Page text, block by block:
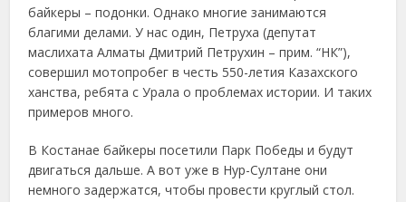
байкеры – подонки. Однако многие занимаются
благими делами. У нас один, Петруха (депутат
маслихата Алматы Дмитрий Петрухин – прим. “НК”),
совершил мотопробег в честь 550-летия Казахского
ханства, ребята с Урала о проблемах истории. И таких
примеров много.
В Костанае байкеры посетили Парк Победы и будут
двигаться дальше. А вот уже в Нур-Султане они
немного задержатся, чтобы провести круглый стол.